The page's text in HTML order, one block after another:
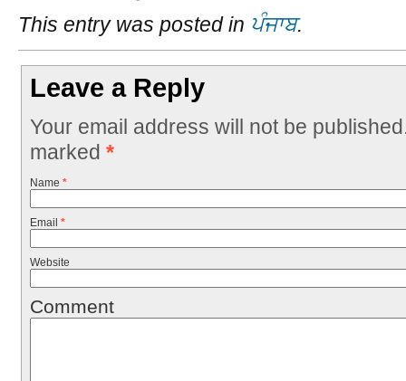
This entry was posted in ਪੰਜਾਬ.
Leave a Reply
Your email address will not be
marked *
Name *
Email *
Website
Comment